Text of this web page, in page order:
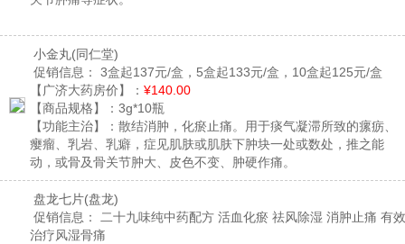
小金丸(同仁堂)
促销信息：
3盒起137元/盒，5盒起133元/盒，10盒起125元/盒
【广济大药房价】： ¥140.00
【商品规格】： 3g*10瓶
【功能主治】： 散结消肿，化瘀止痛。用于痰气凝滞所致的瘰疬、
瘿瘤、乳岩、乳癖，症见肌肤或肌肤下肿块一处或数处，推之能
动，或骨及骨关节肿大、皮色不变、肿硬作痛。
盘龙七片(盘龙)
促销信息：
二十九味纯中药配方 活血化瘀 祛风除湿 消肿止痛 有效
治疗风湿骨痛